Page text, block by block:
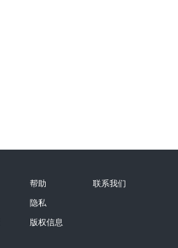
帮助
隐私
版权信息
联系我们